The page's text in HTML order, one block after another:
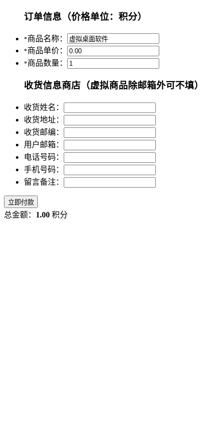
订单信息 （价格单位：积分）
*商品名称：
*商品单价：
*商品数量：
收货信息商店（虚拟商品除邮箱外可不填）
收货姓名：
收货地址：
收货邮编：
用户邮箱：
电话号码：
手机号码：
留言备注：
立即付款
总金额： 1.00 积分